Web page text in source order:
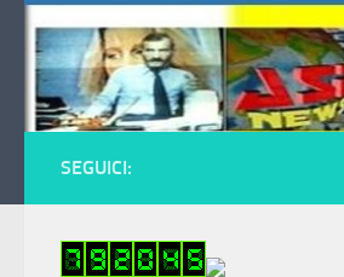
Salta al contenuto
SEGUICI: